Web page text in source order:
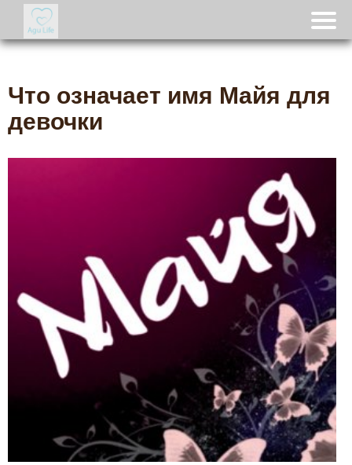
Что означает имя Майя для
девочки